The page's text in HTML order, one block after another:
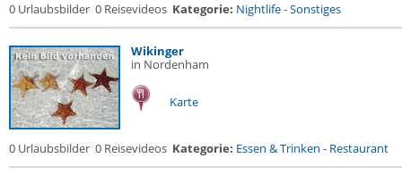
0 Urlaubsbilder 0 Reisevideos Kategorie: Nightlife-Sonstiges
Wikinger
in Nordenham
Karte
0 Urlaubsbilder 0 Reisevideos Kategorie: Essen & Trinken - Restaurant